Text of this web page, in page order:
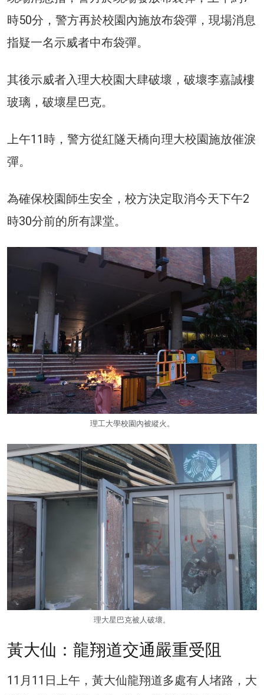
時50分，警方再於校園內施放布袋彈，現場消息
指疑一名示威者中布袋彈。
其後示威者入理大校園大肆破壞，破壞李嘉誠樓
玻璃，破壞星巴克。
上午11時，警方從紅隧天橋向理大校園施放催淚
彈。
為確保校園師生安全，校方決定取消今天下午2
時30分前的所有課堂。
理工大學校園內被縱火。
理大星巴克被人破壞。
黃大仙：龍翔道交通嚴重受阻
11月11日上午，黃大仙龍翔道多處有人堵路，大